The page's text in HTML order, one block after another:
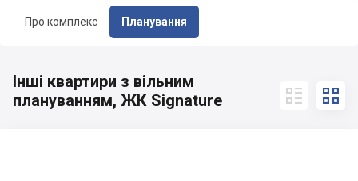
Про комплекс Планування
Інші квартири з вільним
плануванням, ЖК Signature
 